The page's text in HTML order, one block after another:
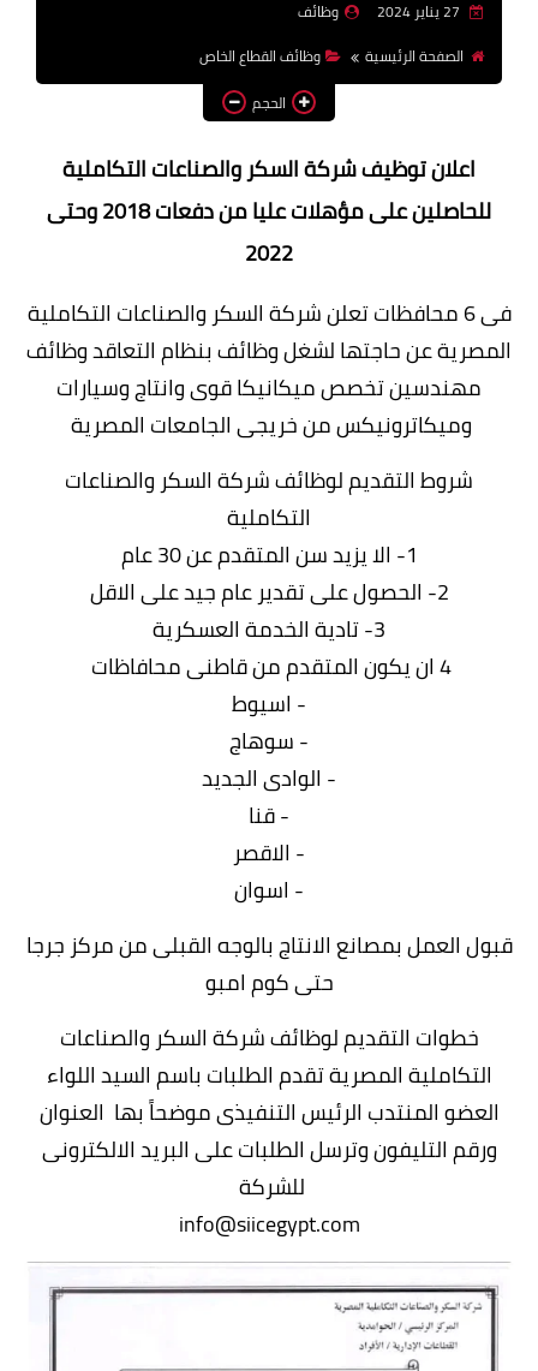
بالجامعات والمعاهد
اخبار
وظائف
الصفحة الرئيسية
وظائف القطاع الخاص
الحجم
اعلان توظيف شركة السكر والصناعات التكاملية
للحاصلين على مؤهلات عليا من دفعات 2018 وحتى
2022
فى 6 محافظات تعلن شركة السكر والصناعات التكاملية
المصرية عن حاجتها لشغل وظائف بنظام التعاقد وظائف
مهندسين تخصص ميكانيكا قوى وانتاج وسيارات
وميكاترونيكس من خريجى الجامعات المصرية
شروط التقديم لوظائف شركة السكر والصناعات
التكاملية
1- الا يزيد سن المتقدم عن 30 عام
2- الحصول على تقدير عام جيد على الاقل
3- تادية الخدمة العسكرية
4 ان يكون المتقدم من قاطنى محافاظات
- اسيوط
- سوهاج
- الوادى الجديد
- قنا
- الاقصر
- اسوان
قبول العمل بمصانع الانتاج بالوجه القبلى من مركز جرجا
حتى كوم امبو
خطوات التقديم لوظائف شركة السكر والصناعات
التكاملية المصرية تقدم الطلبات باسم السيد اللواء
العضو المنتدب الرئيس التنفيذى موضحاً بها العنوان
ورقم التليفون وترسل الطلبات على البريد الالكترونى
للشركة
info@siicegypt.com